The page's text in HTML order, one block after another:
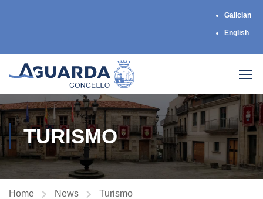
Galician
English
TURISMO
Home News Turismo